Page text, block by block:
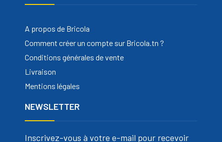
A propos de Bricola
Comment créer un compte sur Bricola.tn ?
Conditions générales de vente
Livraison
Mentions légales
NEWSLETTER
Inscrivez-vous à votre e-mail pour recevoir